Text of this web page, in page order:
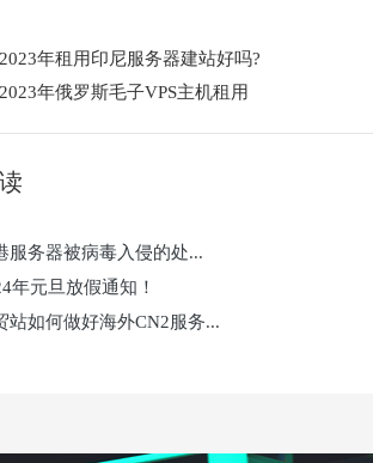
2023年租用印尼服务器建站好吗?
2023年俄罗斯毛子VPS主机租用
服务器被病毒入侵的处...
年元旦放假通知！
站如何做好海外CN2服务...